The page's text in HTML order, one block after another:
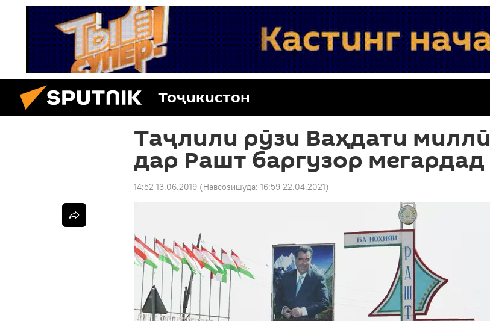
Тоҷикистон
Таҷлили рӯзи Ваҳдати миллӣ
дар Рашт баргузор мегардад
14:52 13.06.2019 (Навсозишуда: 16:59 22.04.2021)